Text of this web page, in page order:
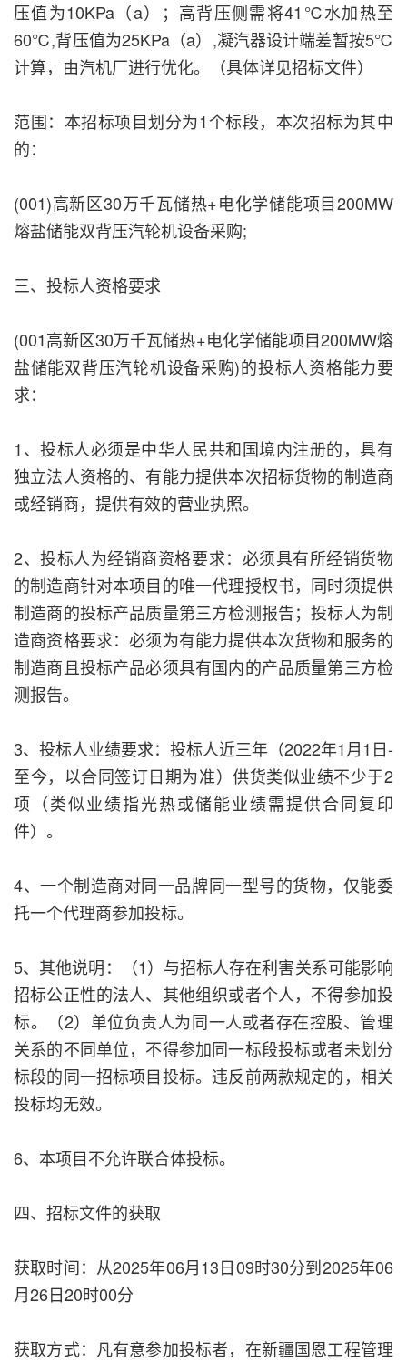
压值为10KPa（a）；高背压侧需将41℃水加热至
60℃,背压值为25KPa（a）,凝汽器设计端差暂按5℃
计算，由汽机厂进行优化。（具体详见招标文件）
范围：本招标项目划分为1个标段，本次招标为其中
的：
(001)高新区30万千瓦储热+电化学储能项目200MW
熔盐储能双背压汽轮机设备采购;
三、投标人资格要求
(001高新区30万千瓦储热+电化学储能项目200MW熔
盐储能双背压汽轮机设备采购)的投标人资格能力要
求：
1、投标人必须是中华人民共和国境内注册的，具有
独立法人资格的、有能力提供本次招标货物的制造商
或经销商，提供有效的营业执照。
2、投标人为经销商资格要求：必须具有所经销货物
的制造商针对本项目的唯一代理授权书，同时须提供
制造商的投标产品质量第三方检测报告；投标人为制
造商资格要求：必须为有能力提供本次货物和服务的
制造商且投标产品必须具有国内的产品质量第三方检
测报告。
3、投标人业绩要求：投标人近三年（2022年1月1日-
至今，以合同签订日期为准）供货类似业绩不少于2
项（类似业绩指光热或储能业绩需提供合同复印
件）。
4、一个制造商对同一品牌同一型号的货物，仅能委
托一个代理商参加投标。
5、其他说明：（1）与招标人存在利害关系可能影响
招标公正性的法人、其他组织或者个人，不得参加投
标。（2）单位负责人为同一人或者存在控股、管理
关系的不同单位，不得参加同一标段投标或者未划分
标段的同一招标项目投标。违反前两款规定的，相关
投标均无效。
6、本项目不允许联合体投标。
四、招标文件的获取
获取时间：从2025年06月13日09时30分到2025年06
月26日20时00分
获取方式：凡有意参加投标者，在新疆国恩工程管理